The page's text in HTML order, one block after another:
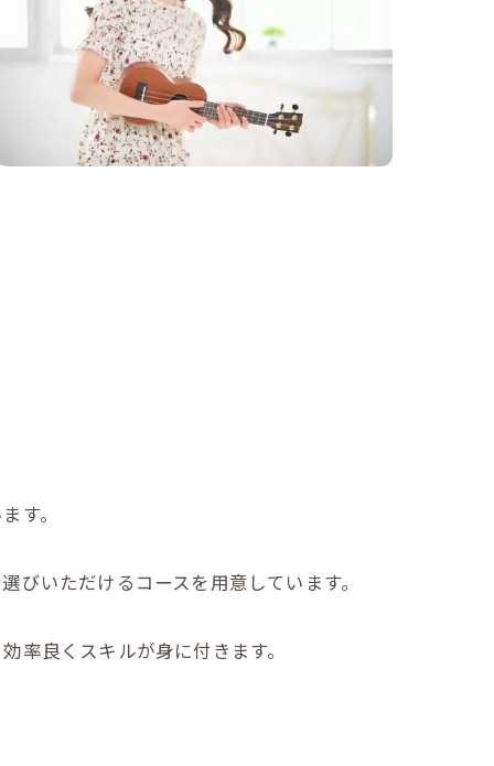
す。
いただけるコースを用意しています。
率良くスキルが身に付きます。